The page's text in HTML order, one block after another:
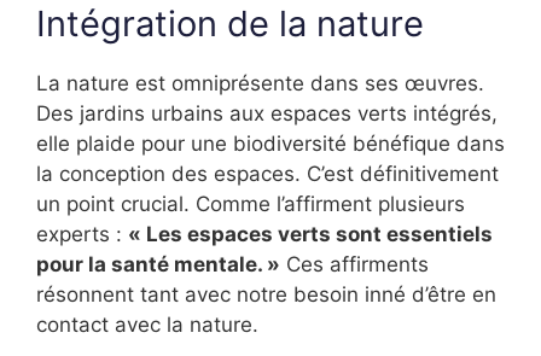
Intégration de la nature
La nature est omniprésente dans ses œuvres.
Des jardins urbains aux espaces verts intégrés,
elle plaide pour une biodiversité bénéfique dans
la conception des espaces. C’est définitivement
un point crucial. Comme l’affirment plusieurs
experts : « Les espaces verts sont essentiels
pour la santé mentale. » Ces affirments
résonnent tant avec notre besoin inné d’être en
contact avec la nature.